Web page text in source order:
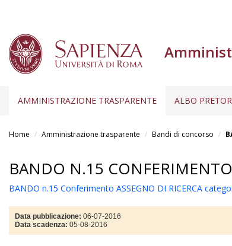
AMMINISTRAZIONE TRASPARENTE ALBO
Home Amministrazione trasparente Bandi di concorso
BANDO N.15
BANDO n.15 Conferimento ASSEGNO DI RICERCA
Data pubblicazione: 06-07-2016
Data scadenza: 05-08-2016